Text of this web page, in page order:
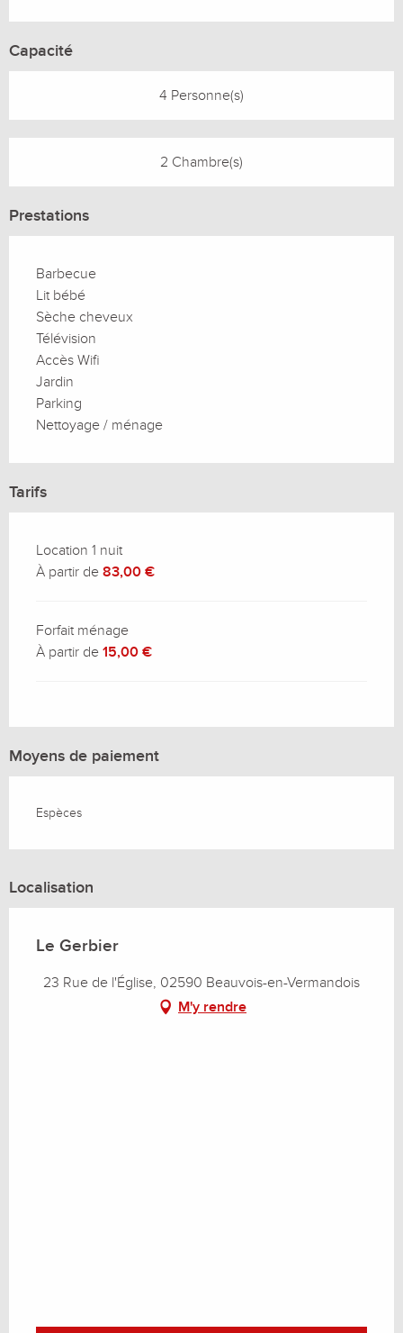
Capacité
4 Personne(s)
2 Chambre(s)
Prestations
Barbecue
Lit bébé
Sèche cheveux
Télévision
Accès Wifi
Jardin
Parking
Nettoyage / ménage
Tarifs
Location 1 nuit
À partir de 83,00 €
Forfait ménage
À partir de 15,00 €
Moyens de paiement
Espèces
Localisation
Le Gerbier
23 Rue de l'Église, 02590 Beauvois-en-Vermandois
M'y rendre